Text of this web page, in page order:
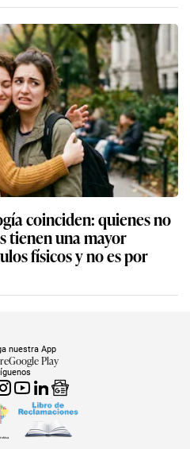
coinciden: quienes no
tienen una mayor
físicos y no es por
nuestra App
Google Play